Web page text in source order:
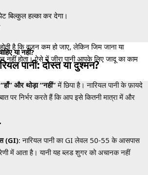
या नहीं?
पानी: दोस्त या दुश्मन?
और थोड़ा “नहीं”में छिपा है। नारियल पानी के फ़ायदे
पर निर्भर करते हैं कि आप इसे कितनी मात्रा में और
(GI): नारियल पानी का GI लेवल 50-55 के आसपास
में आता है। यानी यह ब्लड शुगर को अचानक नहीं
बिल्कुल हल्का कर देगा।
है कि वजन कम हो जाए, लेकिन जिम जाना या
नहीं होता। ऐसे में जीरा पानी आपके लिए जादू का काम